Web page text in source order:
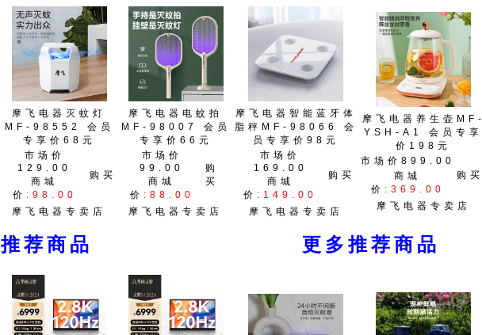
摩飞电器灭蚊灯
MF-98552 会员
专享价68元
市场价
129.00
购买
商城
价 :98.00
摩飞电器专卖店
摩飞电器电蚊拍
MF-98007 会员
专享价66元
市场价
99.00
购
买
商城
价 :88.00
摩飞电器专卖店
摩飞电器智能蓝牙体
脂秤MF-98066 会
员专享价98元
市场价
169.00
购买
商城
价 :149.00
摩飞电器专卖店
摩飞电器养生壶MF-
YSH-A1 会员专享
价198元
市场价899.00
购买
商城
价 :369.00
摩飞电器专卖店
推荐商品 更多推荐商品